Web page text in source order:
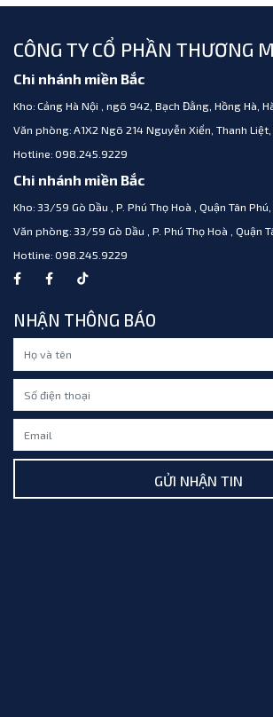
CÔNG TY CỔ PHẦN THƯƠNG
Chi nhánh miền Bắc
Kho: Cảng Hà Nội , ngõ 942, Bạch Đằng, Hồng Hà,
Văn phòng: A1X2 Ngõ 214 Nguyễn Xiển, Thanh Liệt,
Hotline: 098.245.9229
Chi nhánh miền Bắc
Kho: 33/59 Gò Dầu , P. Phú Thọ Hoà , Quận Tân Phú,
Văn phòng: 33/59 Gò Dầu , P. Phú Thọ Hoà , Quận
Hotline: 098.245.9229
NHẬN THÔNG BÁO
GỬI NHẬN TIN